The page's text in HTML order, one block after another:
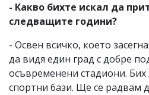
- Какво бихте искал да
следващите години?
- Освен всичко, което
да видя един град с добре
осъвременени стадиони.
спортни бази. Ще се радвам